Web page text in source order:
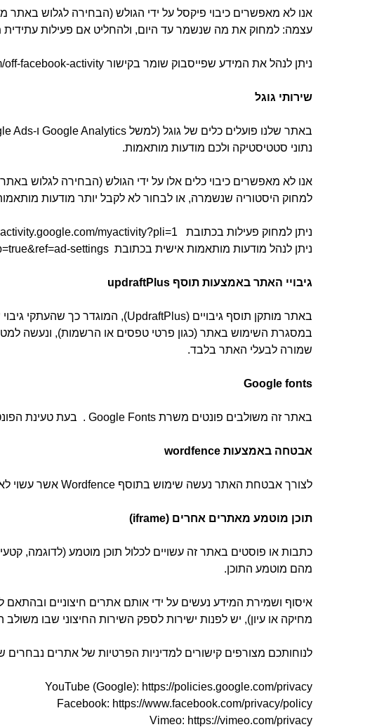
אנו לא מאפשרים כיבוי פיקסל על ידי הגולש (הבחירה לגלוש
עצמה: למחוק את מה שנשמר עד היום, ולהחליט אם פעילות
ניתן לנהל את המידע שפייסבוק שומר בקישור https://www.facebook.com/off-facebook-activity
שירותי גוגל
נתוני סטטיסטיקה ולכם מודעות מותאמות.
למחוק היסטוריה שנשמרה, או לבחור לא לקבל יותר מודעות
ניתן למחוק פעילות בכתובת https://myactivity.google.com/myactivity?pli=1
ניתן לנהל מודעות מותאמות אישית בכתובת https://myadcenter.google.com/home?sasb=true&ref=ad-settings
גיבויי האתר באמצעות תוסף updraftPlus
במסגרת השימוש באתר (כגון פרטי טפסים או הרשמות), ונעשה
שמורה לבעלי האתר בלבד.
Google fonts
באתר זה משולבים פונטים משרת Google Fonts . בעת טעינת הפונט, גוגל עשויה לקבל את כתובת ה־IP של המשתמש.
אבטחה באמצעות wordfence
לצורך אבטחת האתר נעשה שימוש בתוסף Wordfence אשר עשוי לאסוף ולשמור כתובות IP וניסיונות כניסה.
תוכן מוטמע מאתרים אחרים (iframe)
כתבות או פוסטים באתר זה עשויים לכלול תוכן מוטמע (לדוגמה,
מהם מוטמע התוכן.
איסוף ושמירת המידע נעשים על ידי אותם אתרים חיצוניים ובהתאם
מחיקה או עיון), יש לפנות ישירות לספק השירות החיצוני שבו משולב
לנוחותכם מצורפים קישורים למדיניות הפרטיות של אתרים נבחרים
YouTube (Google): https://policies.google.com/privacy
Facebook: https://www.facebook.com/privacy/policy
Vimeo: https://vimeo.com/privacy